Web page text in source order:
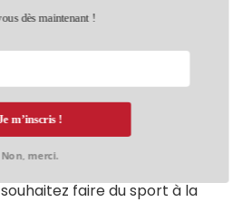
attendre à des réductions
concerner divers
en ligne. Bien que nous ne
seront aussi élevés que par
Donc, si vous planifiez un
camping avec une tente
faire du sport à la
m’inscris !
dès maintenant !
Non, merci.